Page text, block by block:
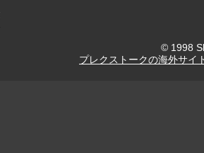
© 1998
プレクストークの海外サイ